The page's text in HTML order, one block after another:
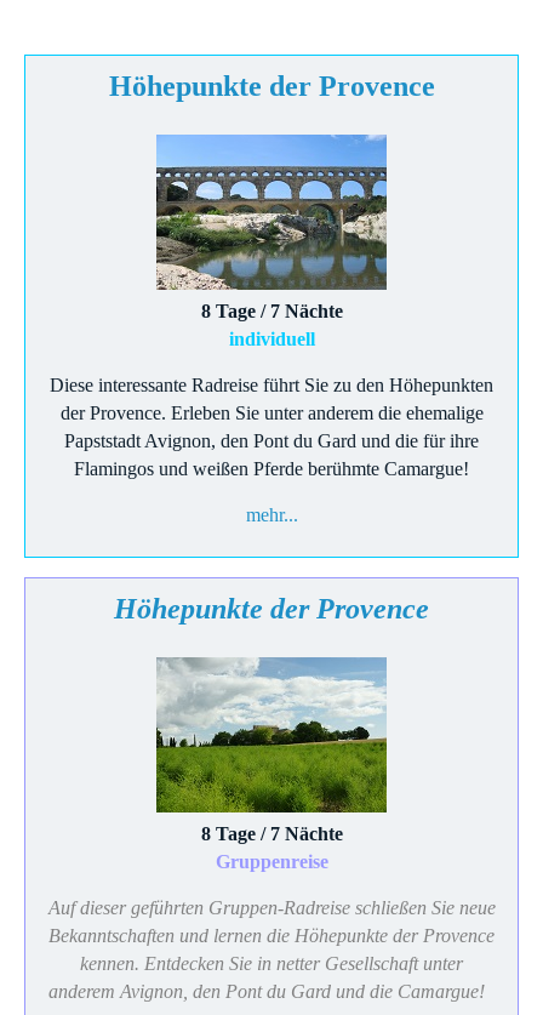
Höhepunkte der Provence
8 Tage / 7 Nächte
individuell
Diese interessante Radreise führt Sie zu den Höhepunkten
der Provence. Erleben Sie unter anderem die ehemalige
Papststadt Avignon, den Pont du Gard und die für ihre
Flamingos und weißen Pferde berühmte Camargue!
mehr...
Höhepunkte der Provence
8 Tage / 7 Nächte
Gruppenreise
Auf dieser geführten Gruppen-Radreise schließen Sie neue
Bekanntschaften und lernen die Höhepunkte der Provence
kennen. Entdecken Sie in netter Gesellschaft unter
anderem Avignon, den Pont du Gard und die Camargue!